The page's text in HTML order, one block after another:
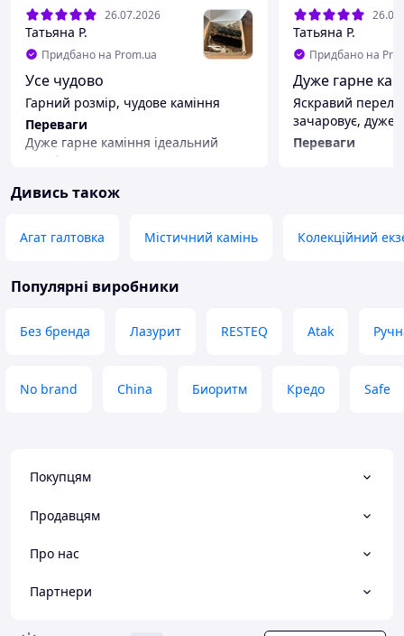
26.07.2026
Татьяна Р.
Придбано на Prom.ua
Усе чудово
Гарний розмір, чудове каміння
Переваги
Дуже гарне каміння ідеальний
розмір
Немає
Татьяна Р.
Придбано на
Дуже гарне
Яскравий перелів
зачаровує, дуже
Переваги
Дивись також
Агат галтовка Містичний камінь Колекційний
Популярні виробники
Без бренда Лазурит RESTEQ Atak
No brand China Биоритм Кредо Safe
Покупцям
Продавцям
Про нас
Партнери